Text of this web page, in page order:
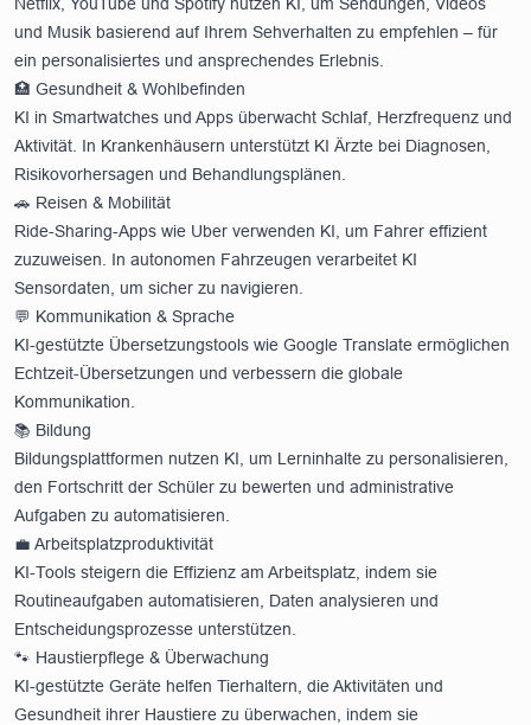
und Musik basierend auf Ihrem Sehverhalten zu empfehlen – für
ein personalisiertes und ansprechendes Erlebnis.
🏥 Gesundheit & Wohlbefinden
KI in Smartwatches und Apps überwacht Schlaf, Herzfrequenz und
Aktivität. In Krankenhäusern unterstützt KI Ärzte bei Diagnosen,
Risikovorhersagen und Behandlungsplänen.
🚗 Reisen & Mobilität
Ride-Sharing-Apps wie Uber verwenden KI, um Fahrer effizient
zuzuweisen. In autonomen Fahrzeugen verarbeitet KI
Sensordaten, um sicher zu navigieren.
💬 Kommunikation & Sprache
KI-gestützte Übersetzungstools wie Google Translate ermöglichen
Echtzeit-Übersetzungen und verbessern die globale
Kommunikation.
📚 Bildung
Bildungsplattformen nutzen KI, um Lerninhalte zu personalisieren,
den Fortschritt der Schüler zu bewerten und administrative
Aufgaben zu automatisieren.
💼 Arbeitsplatzproduktivität
KI-Tools steigern die Effizienz am Arbeitsplatz, indem sie
Routineaufgaben automatisieren, Daten analysieren und
Entscheidungsprozesse unterstützen.
🐾 Haustierpflege & Überwachung
KI-gestützte Geräte helfen Tierhaltern, die Aktivitäten und
Gesundheit ihrer Haustiere zu überwachen, indem sie